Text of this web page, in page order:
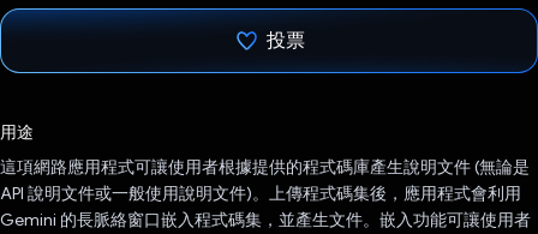
投票
用途
這項網路應用程式可讓使用者根據提供的程式碼庫產生說明文件 (無論是
API 說明文件或一般使用說明文件)。上傳程式碼集後，應用程式會利用
Gemini 的長脈絡窗口嵌入程式碼集，並產生文件。嵌入功能可讓使用者